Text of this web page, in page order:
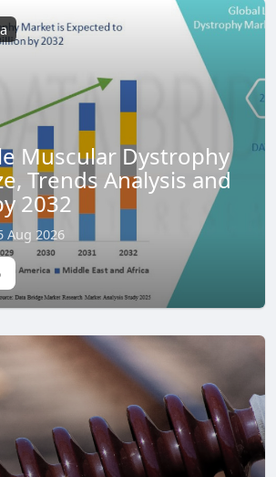
Muscular Dystrophy
Trends Analysis and
2032
Aug 2026